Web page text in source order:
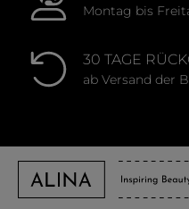
Montag bis
30 TAGE
ab Versand der